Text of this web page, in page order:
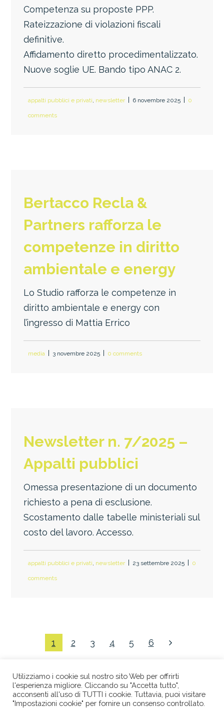
Competenza su proposte PPP.
Rateizzazione di violazioni fiscali
definitive.
Affidamento diretto procedimentalizzato.
Nuove soglie UE. Bando tipo ANAC 2.
appalti pubblici e privati, newsletter 6 novembre 2025 0
comments
Bertacco Recla &
Partners rafforza le
competenze in diritto
ambientale e energy
Lo Studio rafforza le competenze in
diritto ambientale e energy con
l’ingresso di Mattia Errico
media 3 novembre 2025 0 comments
Newsletter n. 7/2025 –
Appalti pubblici
Omessa presentazione di un documento
richiesto a pena di esclusione.
Scostamento dalle tabelle ministeriali sul
costo del lavoro. Accesso.
appalti pubblici e privati newsletter 23 settembre 2025 0
comments
1 2 3 4 5 6
© 2026 STUDIO LEGALE BERTACCO RECLA & PARTNERS •
Utilizziamo i cookie sul nostro sito Web per offrirti
l'esperienza migliore. Cliccando su "Accetta tutto",
acconsenti all'uso di TUTTI i cookie. Tuttavia, puoi visitare
"Impostazioni cookie" per fornire un consenso controllato.